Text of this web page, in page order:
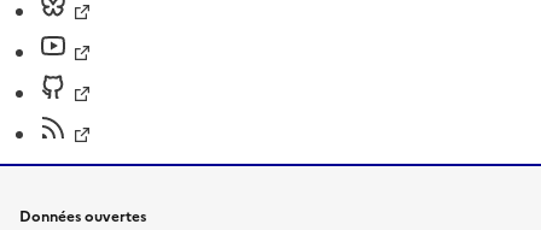
Données ouvertes